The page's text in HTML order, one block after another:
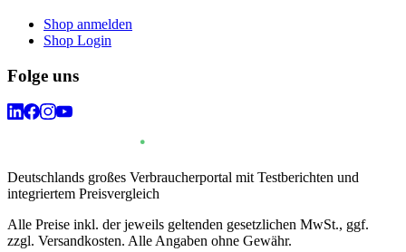
Shop anmelden
Shop Login
Folge uns
Deutschlands großes Verbraucherportal mit Testberichten und
integriertem Preisvergleich
Alle Preise inkl. der jeweils geltenden gesetzlichen MwSt., ggf.
zzgl. Versandkosten. Alle Angaben ohne Gewähr.